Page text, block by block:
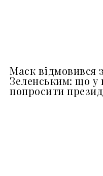
Маск відмовився
Зеленським: що у
попросити